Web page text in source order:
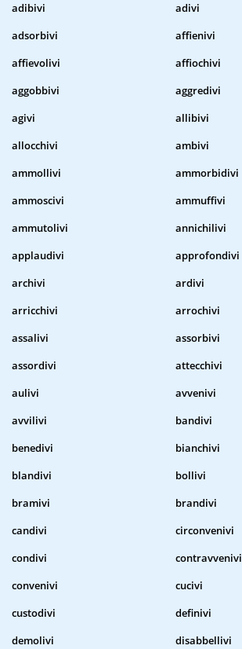
adibivi
adivi
adsorbivi
affienivi
affievolivi
affiochivi
aggobbivi
aggredivi
agivi
allibivi
allocchivi
ambivi
ammollivi
ammorbidivi
ammoscivi
ammuffivi
ammutolivi
annichilivi
applaudivi
approfondivi
archivi
ardivi
arricchivi
arrochivi
assalivi
assorbivi
assordivi
attecchivi
aulivi
avvenivi
avvilivi
bandivi
benedivi
bianchivi
blandivi
bollivi
bramivi
brandivi
candivi
circonvenivi
condivi
contravvenivi
convenivi
cucivi
custodivi
definivi
demolivi
disabbellivi